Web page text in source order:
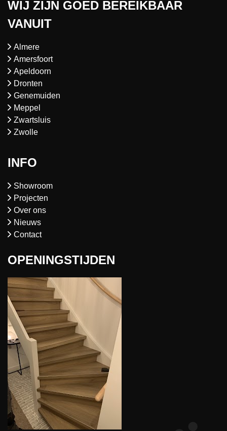
WIJ ZIJN GOED BEREIKBAAR
VANUIT
Almere
Amersfoort
Apeldoorn
Dronten
Genemuiden
Meppel
Zwartsluis
Zwolle
INFO
Showroom
Projecten
Over ons
Nieuws
Contact
OPENINGSTIJDEN